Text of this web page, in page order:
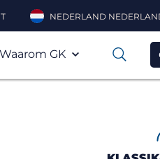
NEDERLAND
GK 0